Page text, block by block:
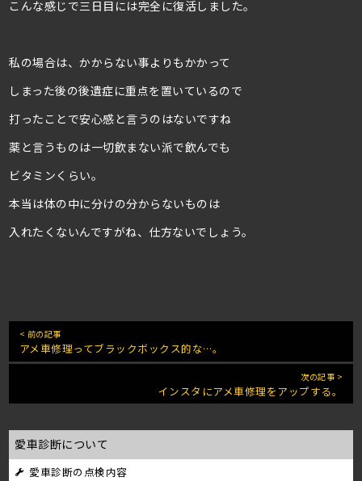
こんな感じで三日目には完全に復活しました。
私の場合は、かからない事よりもかかって
しまった後の後遺症に重点を置いているので
打ったことで安心感と言うのはないですね
薬と言うものは一切飲まない派で飲んでも
ビタミンくらい。
本当は体の中に分けの分からないものは
入れたくないんですがね、仕方ないでしょう。
< 前の記事
アメ車修理ってブラックボックス的な…。
次の記事 >
インスタにアメ車修理をアップする。
愛車診断について
愛車診断の点検内容